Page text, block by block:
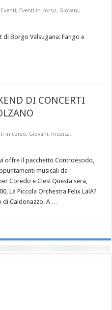
Eventi, Eventi in corso, Giovani,
di Borgo Valsugana: Fango e
DI CONCERTI
in corso, Giovani, musica,
offre il pacchetto Controesodo,
musicali da
Coredo e Cles! Questa sera,
La Piccola Orchestra Felix LalA?
di Caldonazzo. A …